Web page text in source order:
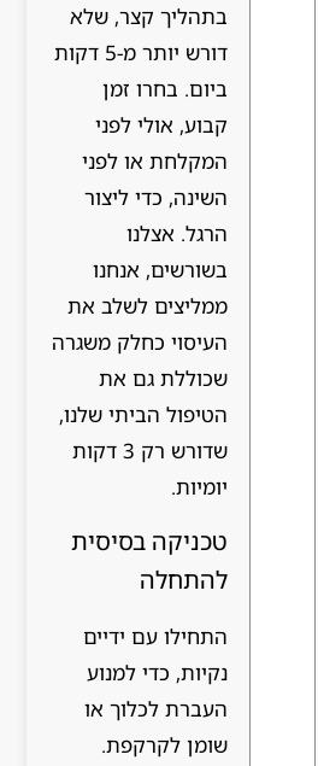
בתהליך קצר, שלא
דורש יותר מ-5 דקות
ביום. בחרו זמן
קבוע, אולי לפני
המקלחת או לפני
השינה, כדי ליצור
הרגל. אצלנו
בשורשים, אנחנו
ממליצים לשלב את
העיסוי כחלק משגרה
שכוללת גם את
הטיפול הביתי שלנו,
שדורש רק 3 דקות
יומיות.
טכניקה בסיסית
להתחלה
התחילו עם ידיים
נקיות, כדי למנוע
העברת לכלוך או
שומן לקרקפת.